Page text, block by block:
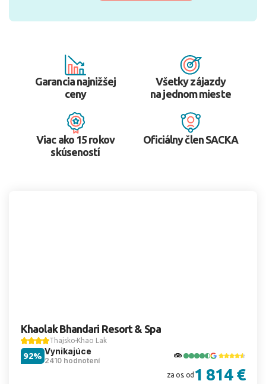
Garancia najnižšej
ceny
Všetky zájazdy
na jednom mieste
Viac ako 15 rokov
skúseností
Oficiálny člen SACKA
Khaolak Bhandari Resort & Spa
Thajsko Khao Lak
Vynikajúce
2410 hodnotení
92%
za os. od 1 814 €